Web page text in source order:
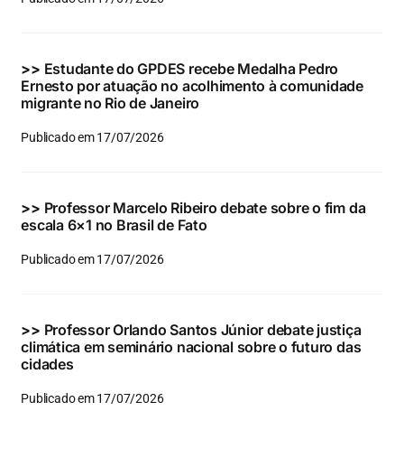
Eventos e Certificados
Buscar
para:
>> Estudante do GPDES recebe Medalha Pedro
Ernesto por atuação no acolhimento à comunidade
migrante no Rio de Janeiro
Publicado em 17/07/2026
>> Professor Marcelo Ribeiro debate sobre o fim da
escala 6×1 no Brasil de Fato
Publicado em 17/07/2026
>> Professor Orlando Santos Júnior debate justiça
climática em seminário nacional sobre o futuro das
cidades
Publicado em 17/07/2026